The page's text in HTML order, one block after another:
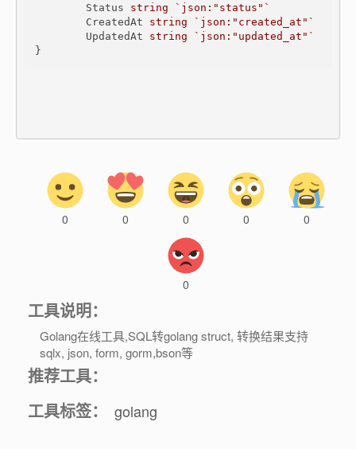
	Status
string
`json:"status"`
	CreatedAt
string
`json:"created_at"`
	UpdatedAt
string
`json:"updated_at"`
}
0 0 0 0 0
0
工具说明：
Golang在线工具,SQL转golang struct, 转换结果支持
sqlx, json, form, gorm,bson等
推荐工具：
工具标签：
golang